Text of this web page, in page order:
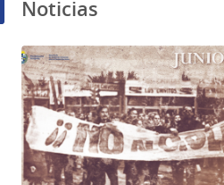
Noticias